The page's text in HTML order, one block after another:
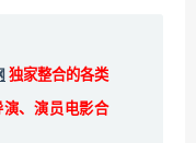
独家整合的各类
、演员电影合